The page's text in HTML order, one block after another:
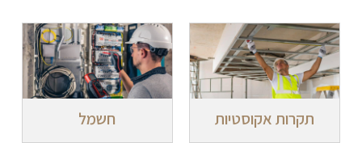
תקרות אקוסטיות חשמל